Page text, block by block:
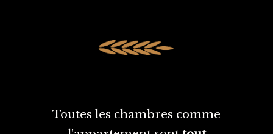
Toutes les chambres comme